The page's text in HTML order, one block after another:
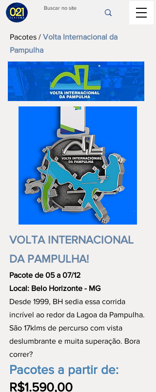
Pacotes / Volta Internacional da
Pampulha
VOLTA INTERNACIONAL
DA PAMPULHA!
Pacote de 05 a 07/12
Local: Belo Horizonte - MG
Desde 1999, BH sedia essa corrida
incrível ao redor da Lagoa da Pampulha.
São 17klms de percurso com vista
deslumbrante e muita superação. Bora
correr?
Pacotes a partir de:
R$1.590,00